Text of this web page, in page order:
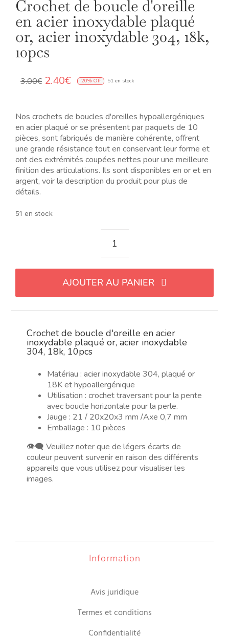
Crochet de boucle d'oreille
en acier inoxydable plaqué
or, acier inoxydable 304, 18k,
10pcs
3.00€ Le
était :
3.00€.
2.40€Le
est :
2.40€.
20% Off 51 en stock
Nos crochets de boucles d'oreilles hypoallergéniques
en acier plaqué or se présentent par paquets de 10
pièces, sont fabriqués de manière cohérente, offrent
une grande résistance tout en conservant leur forme et
ont des extrémités coupées nettes pour une meilleure
finition des articulations. Ils sont disponibles en or et en
argent, voir la description du produit pour plus de
détails.
51 en stock
quantité
pendientes
acero
chapado
oro,
304
Steel,
18k,
10pcs
AJOUTER AU PANIER
Crochet de boucle d'oreille en acier
inoxydable plaqué or, acier inoxydable
304, 18k, 10pcs
Matériau : acier inoxydable 304, plaqué or
18K et hypoallergénique
Utilisation : crochet traversant pour la pente
avec boucle horizontale pour la perle.
Jauge : 21 / 20x20x3 mm /Axe 0,7 mm
Emballage : 10 pièces
👁️‍🗨️ Veuillez noter que de légers écarts de
couleur peuvent survenir en raison des différents
appareils que vous utilisez pour visualiser les
images.
Information
Avis juridique
Termes et conditions
Confidentialité